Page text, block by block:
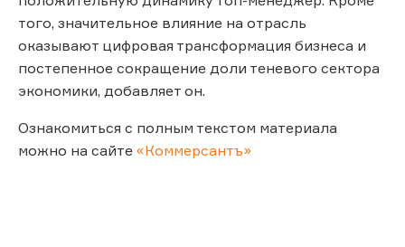
того, значительное влияние на отрасль
оказывают цифровая трансформация бизнеса и
постепенное сокращение доли теневого сектора
экономики, добавляет он.
Ознакомиться с полным текстом материала
можно на сайте «Коммерсантъ»